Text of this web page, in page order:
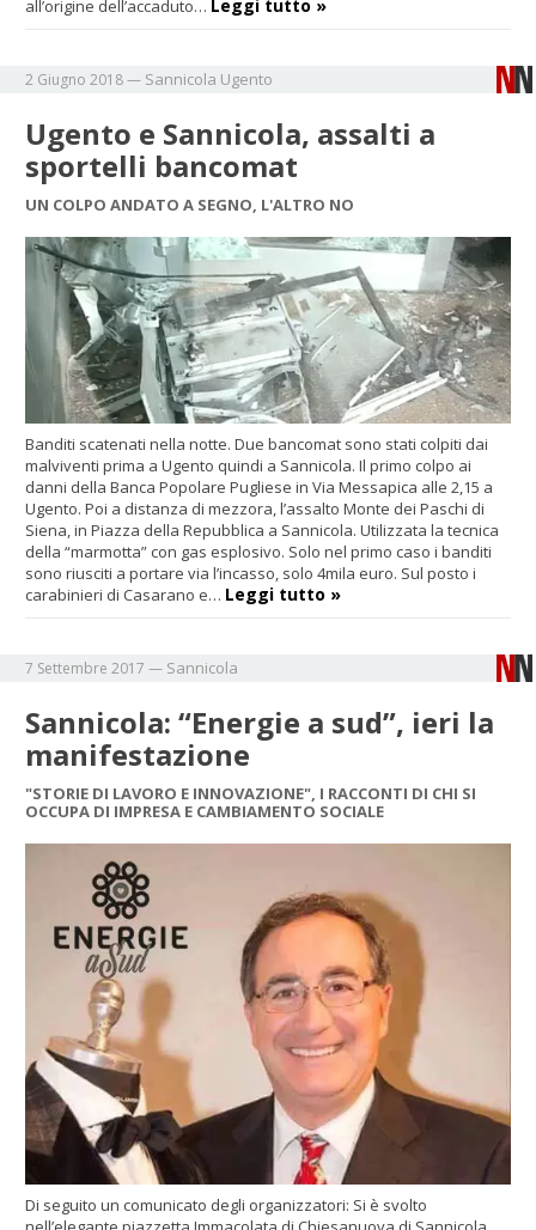
all’origine dell’accaduto… Leggi tutto »
2 Giugno 2018— Sannicola Ugento
Ugento e Sannicola, assalti a
sportelli bancomat
UN COLPO ANDATO A SEGNO, L'ALTRO NO
Banditi scatenati nella notte. Due bancomat sono stati colpiti dai
malviventi prima a Ugento quindi a Sannicola. Il primo colpo ai
danni della Banca Popolare Pugliese in Via Messapica alle 2,15 a
Ugento. Poi a distanza di mezzora, l’assalto Monte dei Paschi di
Siena, in Piazza della Repubblica a Sannicola. Utilizzata la tecnica
della “marmotta” con gas esplosivo. Solo nel primo caso i banditi
sono riusciti a portare via l’incasso, solo 4mila euro. Sul posto i
carabinieri di Casarano e… Leggi tutto »
7 Settembre 2017 — Sannicola
Sannicola: “Energie a sud”, ieri la
manifestazione
"STORIE DI LAVORO E INNOVAZIONE", I RACCONTI DI CHI SI
OCCUPA DI IMPRESA E CAMBIAMENTO SOCIALE
Di seguito un comunicato degli organizzatori: Si è svolto